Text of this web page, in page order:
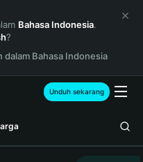
Bahasa Indonesia.
?
dalam Bahasa Indonesia
Unduh sekarang